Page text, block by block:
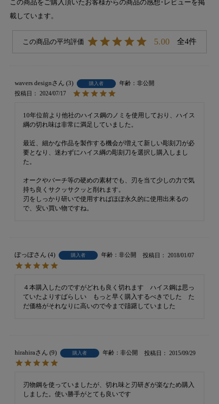
この商品をご購入頂いたお客様からの商品の感想･レビューを掲
載しています。
5.00 4
wavers design 3 購入者
非公開
投稿日
2024/07/17
10年位前より他社のハイス鋼のノミを使用しており、ハイス
綱の切れ味は非常に満足していました。
最近、細かな作品を製作する機会が増えて新しい彫刻刀が必
要となり、迷わずにハイス綱の彫刻刀を選択し購入しまし
た。
オークやバーチ等の硬めの素材でも、刃を当て少しの力で気
持ち良くサクッサクッと削れます。
刃をしっかり研いで使用すればほぼ永久的に使用出来るの
ぽっぽ 4 購入者 非公開 投稿日 2018/01/07
４本購入したのですがどれも良く切れます　ハイス鋼は思っ
ていたよりすばらしい　もっと早く購入するべきでした　た
だ価格がそれなりに高いので今まで躊躇していました
hirahira 9 購入者 非公開 投稿日 2015/09/29
刃物鋼を使っていましたが、切れ味と刃研ぎが楽なため購入
しました。使い勝手がとても良いです